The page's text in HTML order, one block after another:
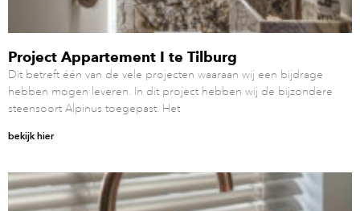
Project Appartement I te Tilburg
Dit betreft één van de vele projecten waaraan wij een bijdrage
hebben mogen leveren. In dit project hebben wij de bijzondere
steensoort Alpinus toegepast. Het
bekijk hier